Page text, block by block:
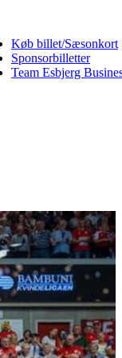
Køb billet/Sæsonkort
Sponsorbilletter
Team Esbjerg